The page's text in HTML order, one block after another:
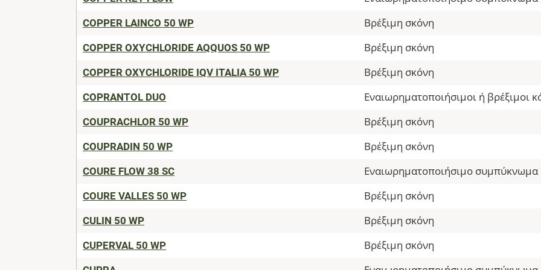
COPPER LAINCO 50 WP Βρέξιμη σκόνη
COPPER OXYCHLORIDE AQQUOS 50 WP Βρέξιμη σκόνη
COPPER OXYCHLORIDE IQV ITALIA 50 WP Βρέξιμη σκόνη
COPRANTOL DUO Εναιωρηματοποιήσιμοι ή βρέξιμοι
COUPRACHLOR 50 WP Βρέξιμη σκόνη
COUPRADIN 50 WP Βρέξιμη σκόνη
COURE FLOW 38 SC Εναιωρηματοποιήσιμο συμπύκνωμα
COURE VALLES 50 WP Βρέξιμη σκόνη
CULIN 50 WP Βρέξιμη σκόνη
CUPERVAL 50 WP Βρέξιμη σκόνη